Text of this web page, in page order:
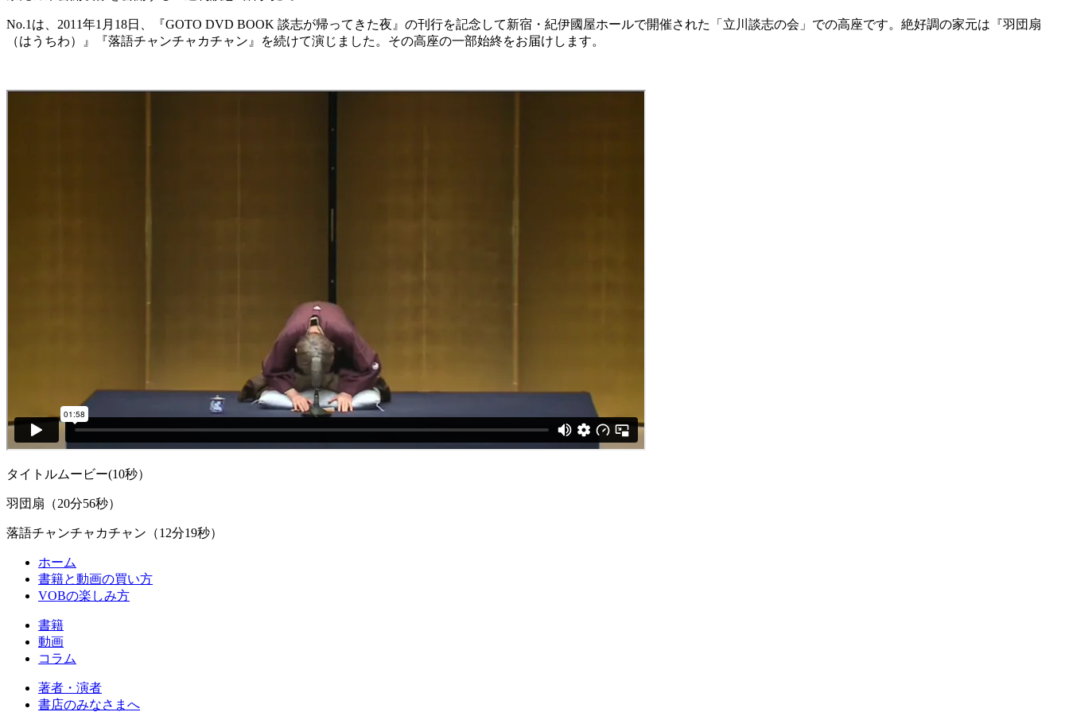
No.1は、2011年1月18日、『GOTO DVD BOOK 談志が帰ってきた夜』の刊行を記念して新宿・紀伊國屋ホールで開催された「立川談志の会」での高座です。絶好調の家元は『羽団扇
（はうちわ）』『落語チャンチャカチャン』を続けて演じました。その高座の一部始終をお届けします。
タイトルムービー(10秒）
羽団扇（20分56秒）
落語チャンチャカチャン（12分19秒）
ホーム
書籍と動画の買い方
VOBの楽しみ方
書籍
動画
コラム
著者・演者
書店のみなさまへ